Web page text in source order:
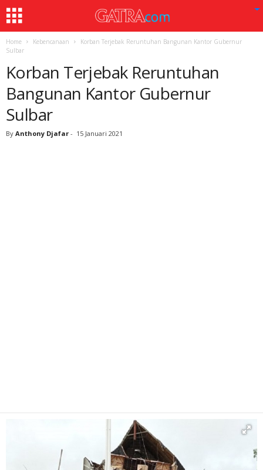
Home Kebencanaan
Korban Terjebak Reruntuhan Bangunan Kantor Gubernur
Sulbar
Korban Terjebak Reruntuhan
Bangunan Kantor Gubernur
Sulbar
By Anthony Djafar - 15 Januari 2021